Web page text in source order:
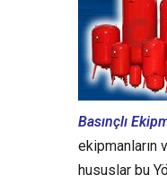
Basınçlı
ekipmanların
hususlar bu